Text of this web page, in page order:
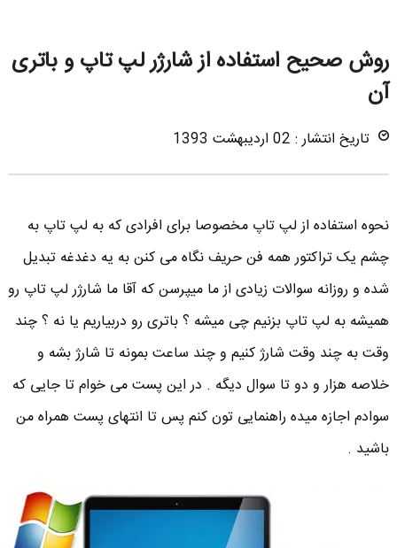
روش صحیح استفاده از شارژر لپ تاپ و باتری
آن
تاریخ انتشار : 02 اردیبهشت 1393
نحوه استفاده از لپ تاپ مخصوصا برای افرادی که به لپ تاپ به
چشم یک تراکتور همه فن حریف نگاه می کنن به یه دغدغه تبدیل
شده و روزانه سوالات زیادی از ما میپرسن که آقا ما شارژر لپ تاپ رو
همیشه به لپ تاپ بزنیم چی میشه ؟ باتری رو دربیاریم یا نه ؟ چند
وقت به چند وقت شارژ کنیم و چند ساعت بمونه تا شارژ بشه و
خلاصه هزار و دو تا سوال دیگه . در این پست می خوام تا جایی که
سوادم اجازه میده راهنمایی تون کنم پس تا انتهای پست همراه من
باشید .